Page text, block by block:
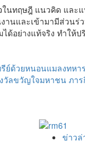
ในทฤษฎี แนวคิด แล
นและเข้ามามีส่วน
ด้อย่างแท้จริง ทำ
ย์ด้วยหนอนแมลงทห
ลขวัญใจมหาชน ภาร
ข่าวล่